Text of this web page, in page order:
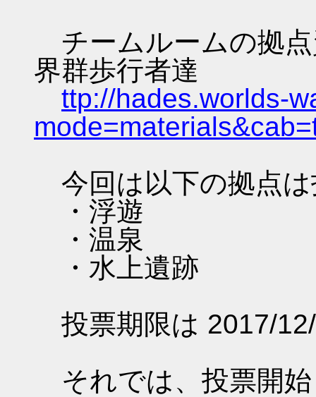
チームルームの拠
界群歩行者達
ttp://hades.worlds-
今回は以下の拠点
・浮遊
・温泉
・水上遺跡
投票期限は 2017/
それでは、投票開